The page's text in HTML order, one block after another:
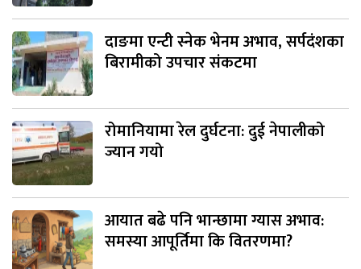
दाङमा एन्टी स्नेक भेनम अभाव, सर्पदंशका
बिरामीको उपचार संकटमा
रोमानियामा रेल दुर्घटना: दुई नेपालीको
ज्यान गयो
आयात बढे पनि भान्छामा ग्यास अभाव:
समस्या आपूर्तिमा कि वितरणमा?